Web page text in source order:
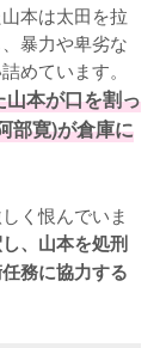
本は太田を拉
暴力や卑劣な
めています。
本が口を割っ
部寛)が倉庫に
く恨んでいま
、山本を処刑
務に協力する